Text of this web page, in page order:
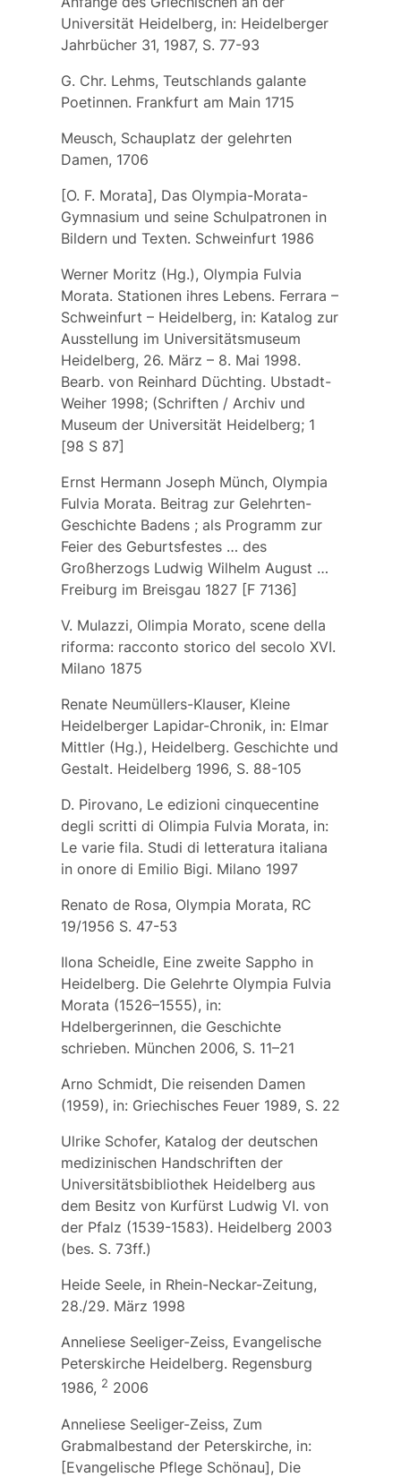
Universität Heidelberg, in: Heidelberger
Jahrbücher 31, 1987, S. 77-93
G. Chr. Lehms, Teutschlands galante
Poetinnen. Frankfurt am Main 1715
Meusch, Schauplatz der gelehrten
Damen, 1706
[O. F. Morata], Das Olympia-Morata-
Gymnasium und seine Schulpatronen in
Bildern und Texten. Schweinfurt 1986
Werner Moritz (Hg.), Olympia Fulvia
Morata. Stationen ihres Lebens. Ferrara –
Schweinfurt – Heidelberg, in: Katalog zur
Ausstellung im Universitätsmuseum
Heidelberg, 26. März – 8. Mai 1998.
Bearb. von Reinhard Düchting. Ubstadt-
Weiher 1998; (Schriften / Archiv und
Museum der Universität Heidelberg; 1
[98 S 87]
Ernst Hermann Joseph Münch, Olympia
Fulvia Morata. Beitrag zur Gelehrten-
Geschichte Badens ; als Programm zur
Feier des Geburtsfestes … des
Großherzogs Ludwig Wilhelm August …
Freiburg im Breisgau 1827 [F 7136]
V. Mulazzi, Olimpia Morato, scene della
riforma: racconto storico del secolo XVI.
Milano 1875
Renate Neumüllers-Klauser, Kleine
Heidelberger Lapidar-Chronik, in: Elmar
Mittler (Hg.), Heidelberg. Geschichte und
Gestalt. Heidelberg 1996, S. 88-105
D. Pirovano, Le edizioni cinquecentine
degli scritti di Olimpia Fulvia Morata, in:
Le varie fila. Studi di letteratura italiana
in onore di Emilio Bigi. Milano 1997
Renato de Rosa, Olympia Morata, RC
19/1956 S. 47-53
Ilona Scheidle, Eine zweite Sappho in
Heidelberg. Die Gelehrte Olympia Fulvia
Morata (1526–1555), in:
Hdelbergerinnen, die Geschichte
schrieben. München 2006, S. 11–21
Arno Schmidt, Die reisenden Damen
(1959), in: Griechisches Feuer 1989, S. 22
Ulrike Schofer, Katalog der deutschen
medizinischen Handschriften der
Universitätsbibliothek Heidelberg aus
dem Besitz von Kurfürst Ludwig VI. von
der Pfalz (1539-1583). Heidelberg 2003
(bes. S. 73ff.)
Heide Seele, in Rhein-Neckar-Zeitung,
28./29. März 1998
Anneliese Seeliger-Zeiss, Evangelische
Peterskirche Heidelberg. Regensburg
1986, 2 2006
Anneliese Seeliger-Zeiss, Zum
Grabmalbestand der Peterskirche, in:
[Evangelische Pflege Schönau], Die